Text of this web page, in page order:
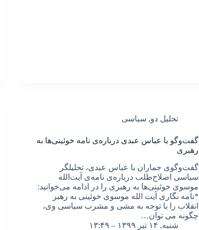
تحلیل دو, سیاسی
گفت‌وگو با عباس عبدی درباره‌ی نامه خوئینی‌ها به
رهبری
گفت‌وگوی جماران با عباس عبدی،‌ تحلیلگر
سیاسی اصلاح‌طلب درباره‌ی نامه‌ی آیت‌الله
موسوی خوئینی‌ها به رهبری را در ادامه می‌خوانید:
*نامه نگاری آیت الله موسوی خوئینی به رهبر
انقلاب را با توجه به مشی و مشرب سیاسی وی،
چگونه می توان…
شنبه, ۱۴ تیر ۱۳۹۹ – ۱۳:۴۹